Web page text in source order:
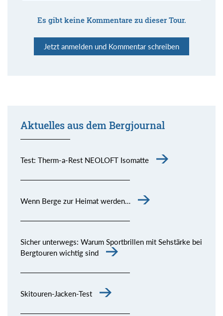
Es gibt keine Kommentare zu dieser Tour.
Jetzt anmelden und Kommentar schreiben
Aktuelles aus dem Bergjournal
Test: Therm-a-Rest NEOLOFT Isomatte
Wenn Berge zur Heimat werden…
Sicher unterwegs: Warum Sportbrillen mit Sehstärke bei
Bergtouren wichtig sind
Skitouren-Jacken-Test